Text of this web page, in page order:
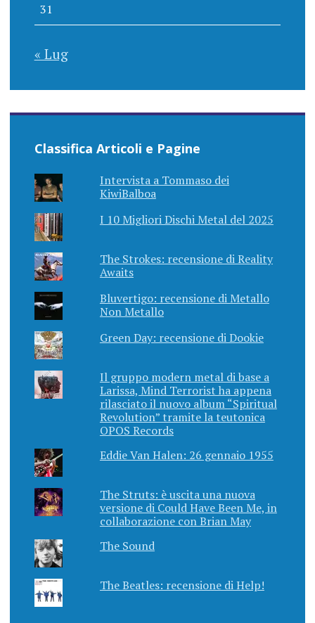
31
« Lug
Classifica Articoli e Pagine
Intervista a Tommaso dei
KiwiBalboa
I 10 Migliori Dischi Metal del 2025
The Strokes: recensione di Reality
Awaits
Bluvertigo: recensione di Metallo
Non Metallo
Green Day: recensione di Dookie
Il gruppo modern metal di base a
Larissa, Mind Terrorist ha appena
rilasciato il nuovo album “Spiritual
Revolution” tramite la teutonica
OPOS Records
Eddie Van Halen: 26 gennaio 1955
The Struts: è uscita una nuova
versione di Could Have Been Me, in
collaborazione con Brian May
The Sound
The Beatles: recensione di Help!